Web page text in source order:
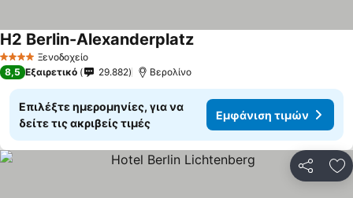
4 ΑστέριαΞενοδοχείο
H2 Berlin-AlexanderplatzΕμφάνιση τιμών
8,5 Εξαιρετικό 29.882 Βερολίνο
Επιλέξτε ημερομηνίες, για να
δείτε τις ακριβείς τιμές
Εμφάνιση τιμών